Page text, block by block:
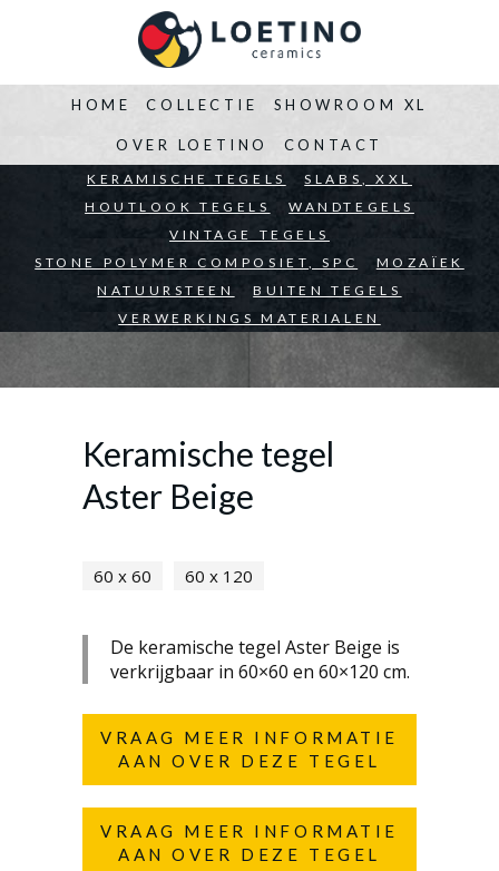
HOME
BEDRIJVEN ARCHITECTEN PARTICULIEREN
COLLECTIE
KERAMISCHE TEGELS
SLABS, XXL
HOUTLOOK TEGELS
WANDTEGELS
VINTAGE TEGELS
STONE POLYMER COMPOSIET, SPC
MOZAÏEK
NATUURSTEEN
BUITEN TEGELS
VERWERKINGS MATERIALEN
SHOWROOM XL
OVER LOETINO CONTACT
Keramische tegel
Aster Beige
60 x 60 60 x 120
De keramische tegel Aster Beige is
verkrijgbaar in 60×60 en 60×120 cm.
VRAAG MEER INFORMATIE
AAN OVER DEZE TEGEL
VRAAG MEER INFORMATIE
AAN OVER DEZE TEGEL